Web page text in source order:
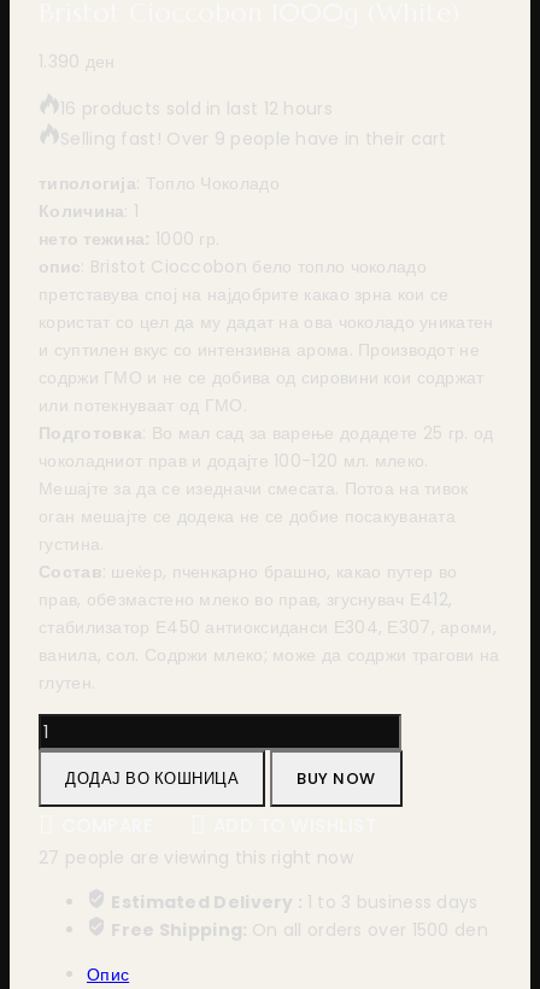
1.390 ден
16 products sold in last 12 hours
Selling fast! Over 9 people have in their cart
типологија: Топло Чоколадо
Количина: 1
нето тежина: 1000 гр.
опис: Bristot Cioccobon бело топло чоколадо
претставува спој на најдобрите какао зрна кои се
користат со цел да му дадат на ова чоколадо уникатен
и суптилен вкус со интензивна арома. Производот не
содржи ГМО и не се добива од сировини кои содржат
или потекнуваат од ГМО.
Подготовка: Во мал сад за варење додадете 25 гр. од
чоколадниот прав и додајте 100-120 мл. млеко.
Мешајте за да се изедначи смесата. Потоа на тивок
оган мешајте се додека не се добие посакуваната
густина.
Состав: шеќер, пченкарно брашно, какао путер во
прав, обeзмастено млеко во прав, згуснувач Е412,
стабилизатор Е450 антиоксиданси Е304, Е307, ароми,
ванила, сол. Содржи млеко; може да содржи трагови на
глутен.
ДОДАЈ ВО КОШНИЦА BUY NOW
27 people are viewing this right now
Estimated Delivery : 1 to 3 business days
Free Shipping: On all orders over 1500 den
Опис